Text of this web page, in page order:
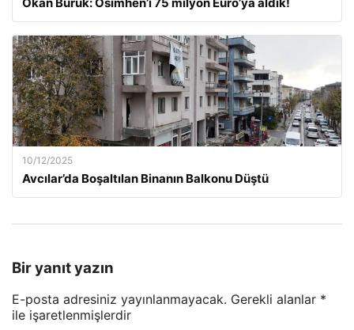
10/12/2025
Avcılar’da Boşaltılan Binanın Balkonu Düştü
Bir yanıt yazın
E-posta adresiniz yayınlanmayacak. Gerekli alanlar *
ile işaretlenmişlerdir